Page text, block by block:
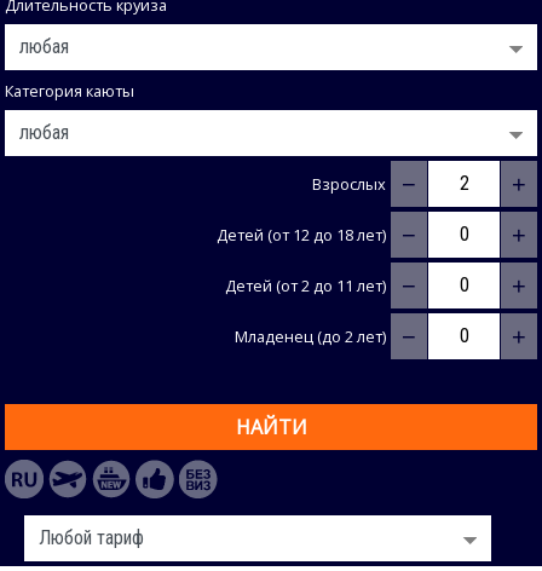
Длительность круиза
Категория каюты
Взрослых − +
Детей (от 12 до 18 лет) − +
Детей (от 2 до 11 лет) − +
Младенец (до 2 лет) − +
НАЙТИ